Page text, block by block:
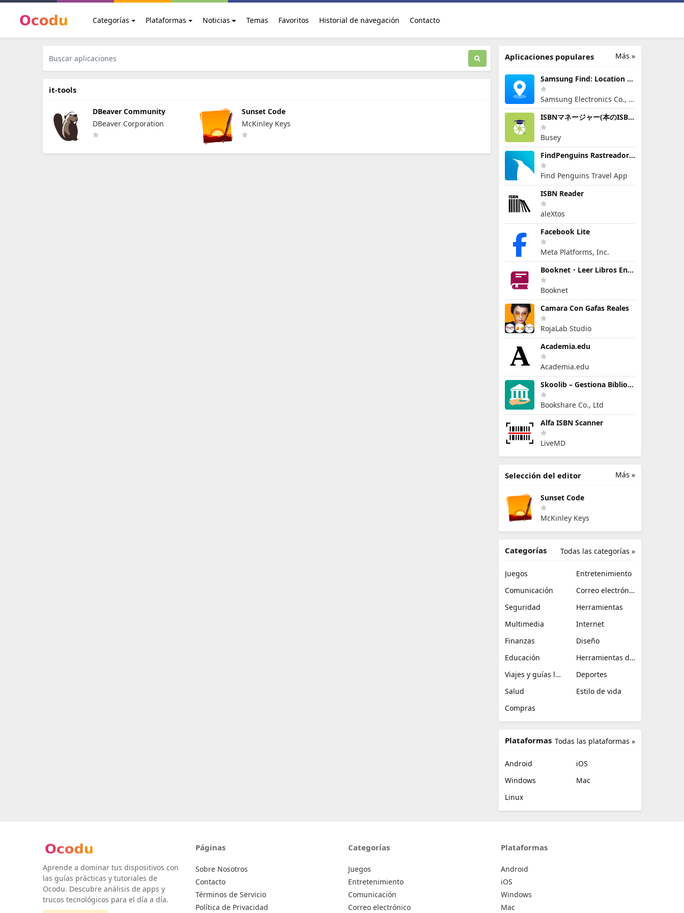
Categorías Plataformas Noticias Temas Favoritos Historial de navegación Contacto
it-tools
DBeaver Community
DBeaver Corporation
Sunset Code
McKinley Keys
Más »
Aplicaciones populares
Samsung Find: Location Sharing
Samsung Electronics Co., Ltd.
ISBNマネージャー(本のISBN読み取り・文字認識)
Busey
FindPenguins Rastreador Viajes
Find Penguins Travel App
ISBN Reader
aleXtos
Facebook Lite
Meta Platforms, Inc.
Booknet・Leer Libros En Español
Booknet
Camara Con Gafas Reales
RojaLab Studio
Academia.edu
Academia.edu
Skoolib – Gestiona Biblioteca
Bookshare Co., Ltd
Alfa ISBN Scanner
LiveMD
Más »
Selección del editor
Sunset Code
McKinley Keys
Todas las categorías »
Categorías
Juegos
Entretenimiento
Comunicación
Correo electrónico
Seguridad
Herramientas
Multimedia
Internet
Finanzas
Diseño
Educación
Herramientas de TI
Viajes y guías locales
Deportes
Salud
Estilo de vida
Compras
Todas las plataformas »
Plataformas
Android
iOS
Windows
Mac
Linux
Aprende a dominar tus dispositivos con
las guías prácticas y tutoriales de
Ocodu. Descubre análisis de apps y
trucos tecnológicos para el día a día.
Páginas
Sobre Nosotros
Contacto
Términos de Servicio
Política de Privacidad
Categorías
Juegos
Entretenimiento
Comunicación
Correo electrónico
Plataformas
Android
iOS
Windows
Mac